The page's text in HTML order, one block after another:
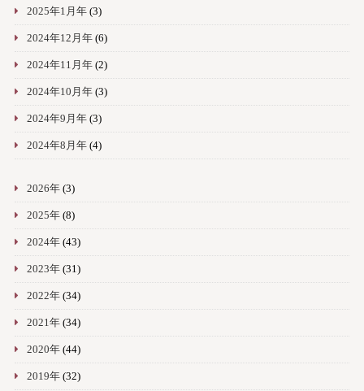
2025年1月年(3)
2024年12月年(6)
2024年11月年(2)
2024年10月年(3)
2024年9月年(3)
2024年8月年(4)
2026年(3)
2025年(8)
2024年(43)
2023年(31)
2022年(34)
2021年(34)
2020年(44)
2019年(32)